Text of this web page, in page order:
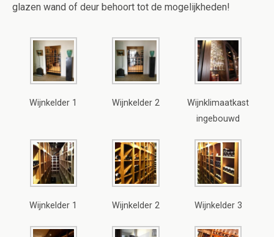
glazen wand of deur behoort tot de mogelijkheden!
Wijnkelder 1 Wijnkelder 2
Wijnklimaatkast
ingebouwd
Wijnkelder 1 Wijnkelder 2 Wijnkelder 3